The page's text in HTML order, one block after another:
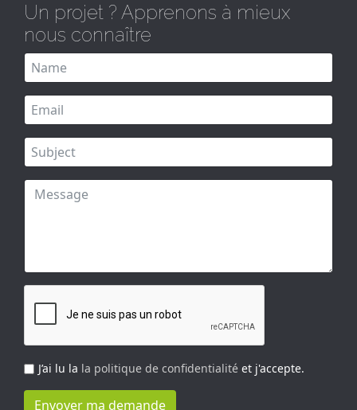
Un projet ? Apprenons à mieux
nous connaître
J’ai lu la la politique de confidentialité et j'accepte.
Envoyer ma demande